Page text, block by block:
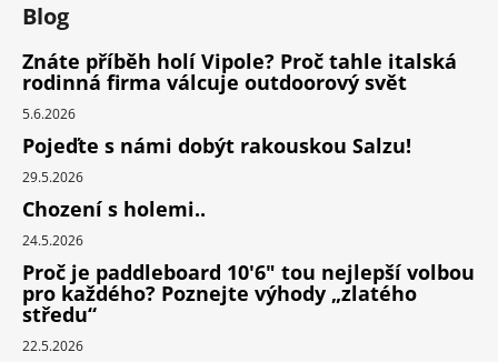
Blog
Znáte příběh holí Vipole? Proč tahle italská
rodinná firma válcuje outdoorový svět
5.6.2026
Pojeďte s námi dobýt rakouskou Salzu!
29.5.2026
Chození s holemi..
24.5.2026
Proč je paddleboard 10'6" tou nejlepší volbou
pro každého? Poznejte výhody „zlatého
středu“
22.5.2026